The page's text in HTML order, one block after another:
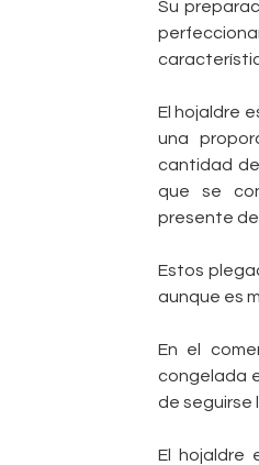
Su
El hojaldre
una
cantidad
que se
presente
Estos
aunque es
En el
congelada
de seguirse
El hojaldre